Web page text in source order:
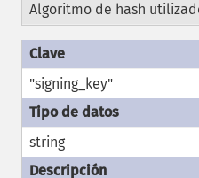
Algoritmo de hash
"signing_key"
string